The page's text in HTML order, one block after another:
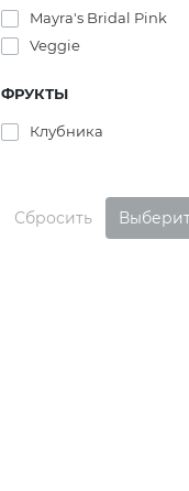
Mayra's Bridal Pink
Veggie
ФРУКТЫ
Клубника
Сбросить